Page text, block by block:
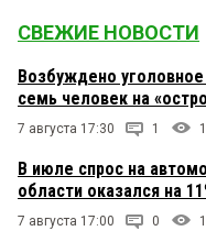
СВЕЖИЕ НОВОСТИ
Возбуждено
семь человек на
7 августа 17:30 1
В июле спрос на
области оказался на
7 августа 17:00 0